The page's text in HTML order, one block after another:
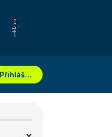
Přihlášení